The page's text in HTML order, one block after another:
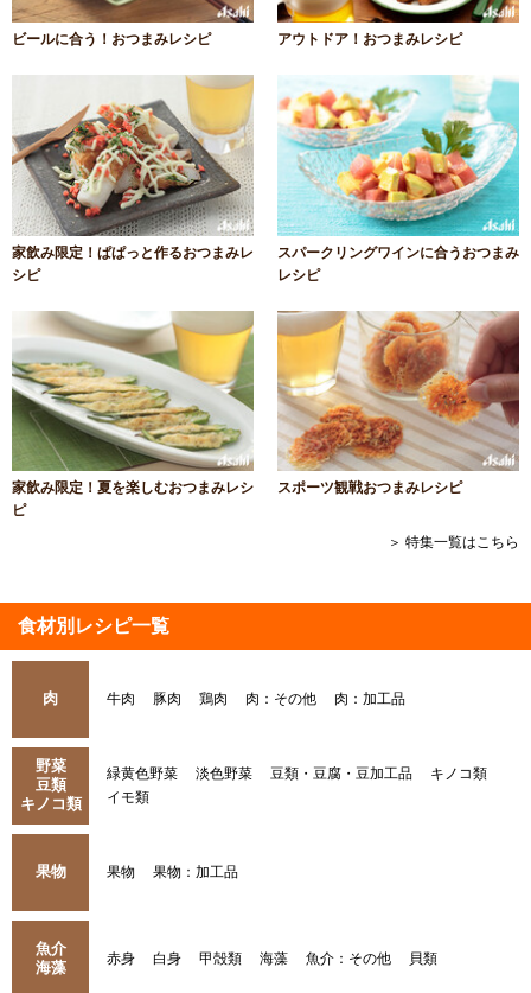
ビールに合う！おつまみレシピ アウトドア！おつまみレシピ
家飲み限定！ぱぱっと作るおつまみレ
シピ
スパークリングワインに合うおつまみ
レシピ
家飲み限定！夏を楽しむおつまみレシ
ピ
スポーツ観戦おつまみレシピ
＞ 特集一覧はこちら
食材別レシピ一覧
肉 牛肉 豚肉 鶏肉 肉：その他 肉：加工品
野菜
豆類
キノコ類
緑黄色野菜 淡色野菜 豆類・豆腐・豆加工品
キノコ類
イモ類
果物 果物 果物：加工品
魚介
海藻
赤身 白身 甲殻類 海藻 魚介：その他 貝類